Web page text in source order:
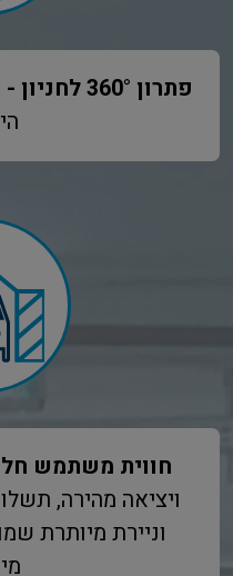
פתרון 360° לחניון -
חווית משתמש
ויציאה מהירה,
וניירת מיותרת